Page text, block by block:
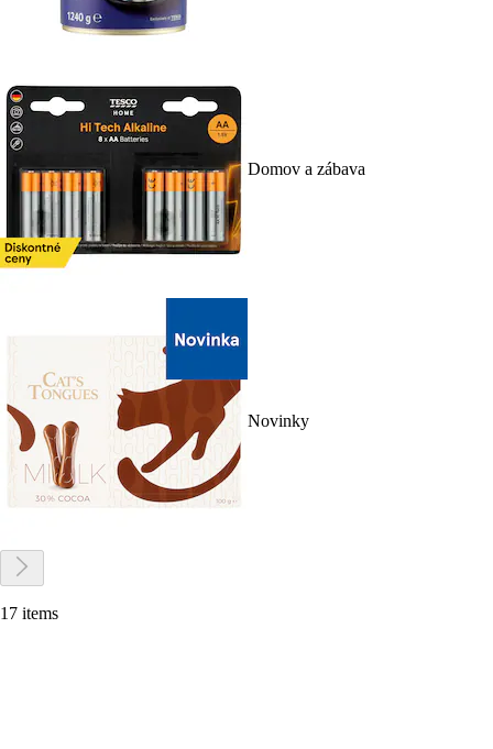
Domov a zábava
Novinky
17 items